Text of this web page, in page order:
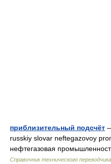
приблизительный подсчёт
russkiy slovar neftegazovoy
нефтегазовая
Справочник технического переводчика